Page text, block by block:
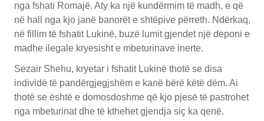
nga fshati Romajë. Aty ka një kundërmim të madh, e që
në hall nga kjo janë banorët e shtëpive përreth. Ndërkaq,
në fillim të fshatit Lukinë, buzë lumit gjendet një deponi e
madhe ilegale kryesisht e mbeturinave inerte.
Sezair Shehu, kryetar i fshatit Lukinë thotë se disa
individë të pandërgjegjshëm e kanë bërë këtë dëm. Ai
thotë se është e domosdoshme që kjo pjesë të pastrohet
nga mbeturinat dhe të kthehet gjendja siç ka qenë.